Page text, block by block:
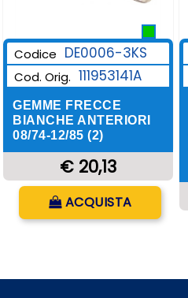
Codice DE0006-3KS
Cod. Orig. 111953141A
GEMME FRECCE
BIANCHE ANTERIORI
08/74-12/85 (2)
€ 20,13
ACQUISTA